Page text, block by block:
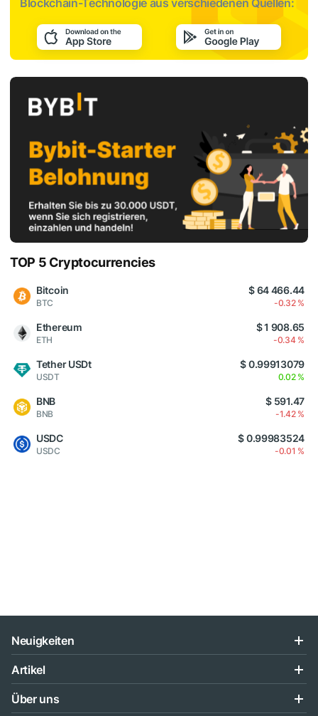
Blockchain-Technologie aus verschiedenen Quellen:
TOP 5 Cryptocurrencies
Bitcoin
BTC
$ 64 466.44
-0.32 %
Ethereum
ETH
$ 1 908.65
-0.34 %
Tether USDt
USDT
$ 0.99913079
0.02 %
BNB
BNB
$ 591.47
-1.42 %
USDC
USDC
$ 0.99983524
-0.01 %
Neuigkeiten
Artikel
Über uns